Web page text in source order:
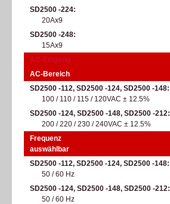
SD2500 -224
20Ax9
SD2500 -248
15Ax9
AC-Eingang
AC-Bereich
SD2500 -112, SD2500 -124, SD2500 -148
100 / 110 / 115 / 120VAC ± 12.5%
SD2500 -124, SD2500 -148, SD2500 -212
200 / 220 / 230 / 240VAC ± 12.5%
Frequenz
auswählbar
SD2500 -112, SD2500 -124, SD2500 -148
50 / 60 Hz
SD2500 -124, SD2500 -148, SD2500 -212
50 / 60 Hz